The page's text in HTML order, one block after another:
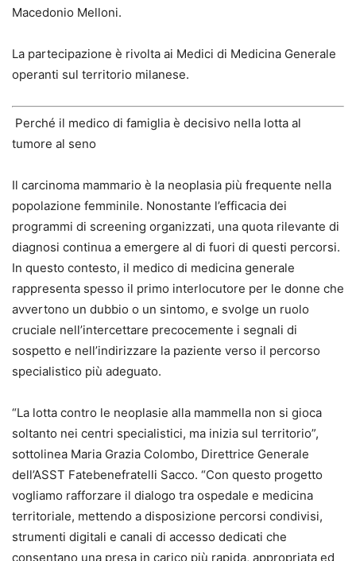
Macedonio Melloni.
La partecipazione è rivolta ai Medici di Medicina Generale
operanti sul territorio milanese.
Perché il medico di famiglia è decisivo nella lotta al
tumore al seno
Il carcinoma mammario è la neoplasia più frequente nella
popolazione femminile. Nonostante l’efficacia dei
programmi di screening organizzati, una quota rilevante di
diagnosi continua a emergere al di fuori di questi percorsi.
In questo contesto, il medico di medicina generale
rappresenta spesso il primo interlocutore per le donne che
avvertono un dubbio o un sintomo, e svolge un ruolo
cruciale nell’intercettare precocemente i segnali di
sospetto e nell’indirizzare la paziente verso il percorso
specialistico più adeguato.
“La lotta contro le neoplasie alla mammella non si gioca
soltanto nei centri specialistici, ma inizia sul territorio”,
sottolinea Maria Grazia Colombo, Direttrice Generale
dell’ASST Fatebenefratelli Sacco. “Con questo progetto
vogliamo rafforzare il dialogo tra ospedale e medicina
territoriale, mettendo a disposizione percorsi condivisi,
strumenti digitali e canali di accesso dedicati che
consentano una presa in carico più rapida, appropriata ed